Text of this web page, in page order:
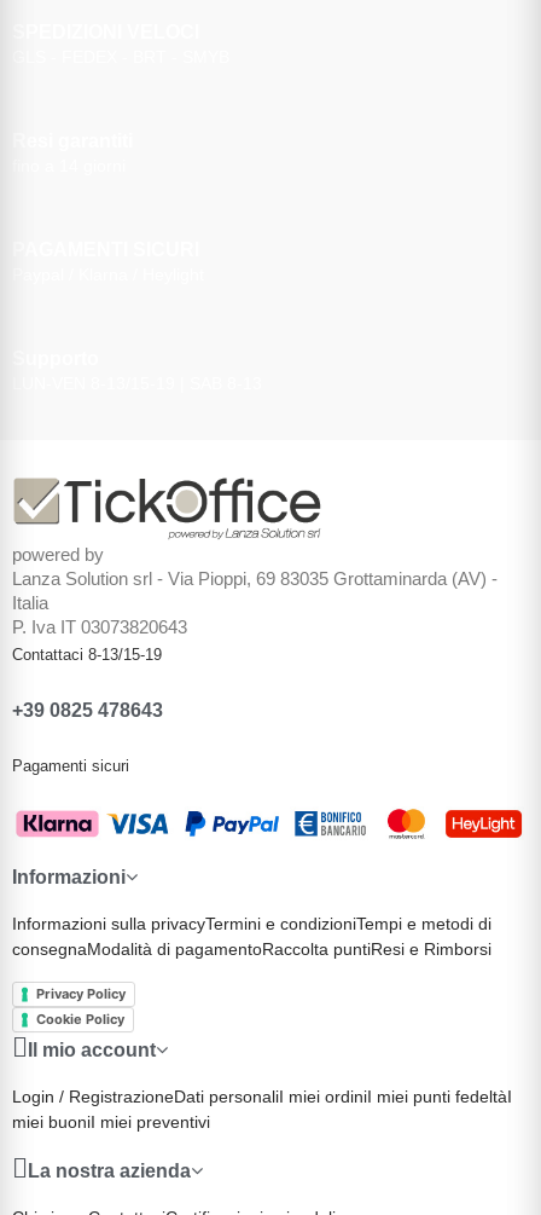
powered by
Lanza Solution srl - Via Pioppi, 69 83035 Grottaminarda (AV) -
Italia
P. Iva IT 03073820643
Contattaci 8-13/15-19
+39 0825 478643
Pagamenti sicuri
Informazioni
Informazioni sulla privacyTermini e condizioniTempi e metodi di
consegnaModalità di pagamentoRaccolta puntiResi e Rimborsi
Privacy Policy
Cookie Policy
Il mio account
Login / RegistrazioneDati personaliI miei ordiniI miei punti fedeltàI
miei buoniI miei preventivi
La nostra azienda